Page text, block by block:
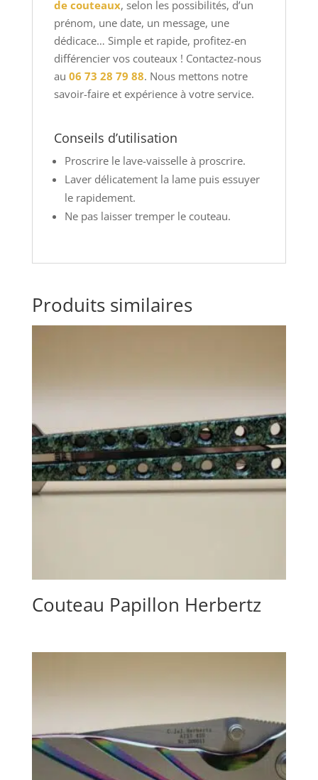
de couteaux, selon les possibilités, d’un
prénom, une date, un message, une
dédicace… Simple et rapide, profitez-en
différencier vos couteaux ! Contactez-nous
au 06 73 28 79 88. Nous mettons notre
savoir-faire et expérience à votre service.
Conseils d’utilisation
Proscrire le lave-vaisselle à proscrire.
Laver délicatement la lame puis essuyer
le rapidement.
Ne pas laisser tremper le couteau.
Produits similaires
Couteau Papillon Herbertz